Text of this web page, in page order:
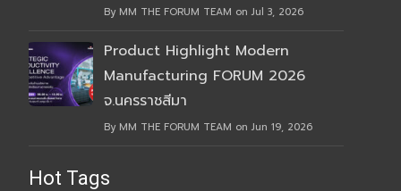
By MM THE FORUM TEAM on Jul 3, 2026
Product Highlight Modern
Manufacturing FORUM 2026
จ.นครราชสีมา
By MM THE FORUM TEAM on Jun 19, 2026
Hot Tags